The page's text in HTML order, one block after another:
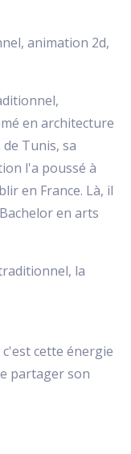
animation 2d,
en architecture
Tunis, sa
l'a poussé à
en France. Là, il
en arts
la
cette énergie
partager son